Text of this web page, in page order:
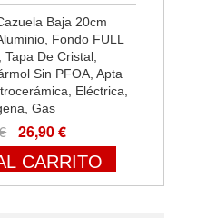
Baja 20cm
Fondo FULL
Tapa De Cristal,
Sin PFOA, Apta
Eléctrica,
Gas
26,90 €
CARRITO